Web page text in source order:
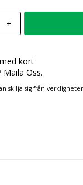
+
kort
Maila Oss.
skilja sig från